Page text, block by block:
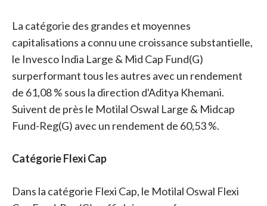
La catégorie des grandes et moyennes
capitalisations a connu une croissance substantielle,
le Invesco India Large & Mid Cap Fund(G)
surperformant tous les autres avec un rendement
de 61,08 % sous la direction d'Aditya Khemani.
Suivent de près le Motilal Oswal Large & Midcap
Fund-Reg(G) avec un rendement de 60,53 %.
Catégorie Flexi Cap
Dans la catégorie Flexi Cap, le Motilal Oswal Flexi